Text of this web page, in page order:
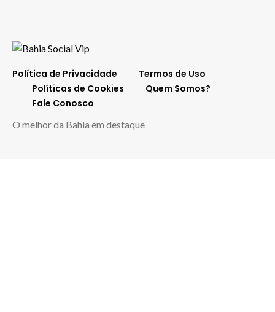
Política de Privacidade
Termos de Uso
Políticas de Cookies
Quem Somos?
Fale Conosco
O melhor da Bahia em destaque